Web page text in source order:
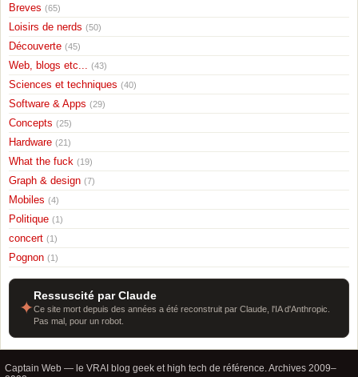
Breves (65)
Loisirs de nerds (50)
Découverte (45)
Web, blogs etc... (43)
Sciences et techniques (40)
Software & Apps (29)
Concepts (25)
Hardware (21)
What the fuck (19)
Graph & design (7)
Mobiles (4)
Politique (1)
concert (1)
Pognon (1)
✦
Ressuscité par Claude
Ce site mort depuis des années a été reconstruit par Claude, l'IA d'Anthropic.
Pas mal, pour un robot.
Captain Web — le VRAI blog geek et high tech de référence. Archives 2009–